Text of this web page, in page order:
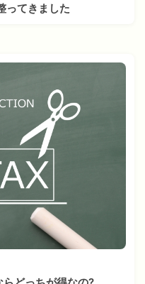
ってきました